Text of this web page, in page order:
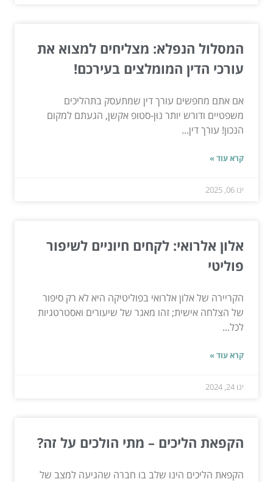
המסלול הנפלא: מצליחים למצוא את
עורכי הדין המומלצים בעירכם!
אם אתם מחפשים עורך דין שמתעסק בתהליכים
משפטיים ודורש יותר נוּן-סטופ אקשן, הגעתם למקום
הנכון! עורך דין...
קרא עוד »
ינו 06, 2025
אלון אלרואי: לקחים חיוניים לשיפור
פוליטי
הקריירה של אלון אלרואי בפוליטיקה היא לא רק סיפור
של הצלחה אישית; זהו מאגר של שיעורים ואסטרטגיות
לכל...
קרא עוד »
ינו 24, 2024
הקפאת הליכים – מתי הולכים על זה?
הקפאת הליכים הינו שלב בו חברה שהגיעה למצב של